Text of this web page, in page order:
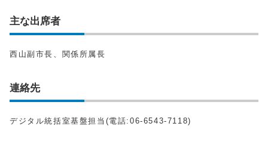
主な出席者
西山副市長、関係所属長
連絡先
デジタル統括室基盤担当(電話:06-6543-7118)